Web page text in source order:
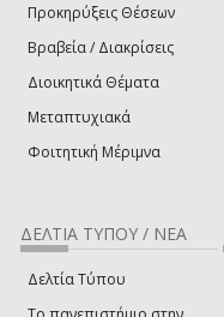
Προκηρύξεις Θέσεων
Βραβεία / Διακρίσεις
Διοικητικά Θέματα
Μεταπτυχιακά
Φοιτητική Μέριμνα
ΔΕΛΤΙΑ ΤΥΠΟΥ / ΝΕΑ
Δελτία Τύπου